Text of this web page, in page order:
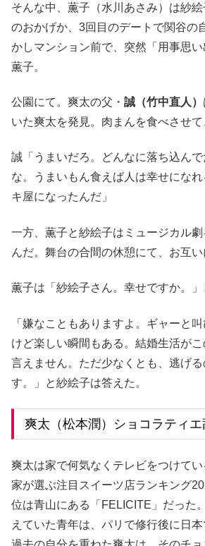
そんな中、薫子（水川あさみ）は紗
のおかげか、3回目のデートで関谷の
かしマンション前で、突然「用事思
薫子。
公園にて。爽太の父・ 誠（竹中直人）
いた爽太を発見。肉まんを食べさせて
誠「うまいだろ。どんなに落ち込ん
な。うまいもん食えば人は幸せにな
キ屋になったんだ」
一方、薫子と紗絵子はミュージカル
んだ。舞台の合間の休憩にて、お互い
薫子は「紗絵子さん。幸せですか。」
「嫌なこともありますよ。ギャーと
けど楽しい瞬間もある。結婚生活が
言えません。ただ少なくとも、逃げる
す。」と紗絵子は答えた。
爽太（松本潤）ショコラティエ
爽太は家で何気なくテレビをつけて
家が選ぶ注目スイーツ店ランキング
位は青山にある「FELICITE」だった
えていた青年は、パリで修行後に日